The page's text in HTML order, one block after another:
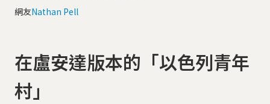
網友Nathan Pell
在盧安達版本的「以色列青年
村」